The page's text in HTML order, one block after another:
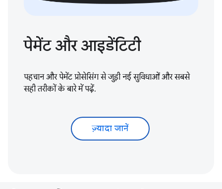
पेमेंट और आइडेंटिटी
पहचान और पेमेंट प्रोसेसिंग से जुड़ी नई सुविधाओं और सबसे
सही तरीकों के बारे में पढ़ें.
ज़्यादा जानें